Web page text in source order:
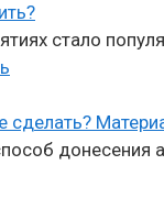
стало
донесения